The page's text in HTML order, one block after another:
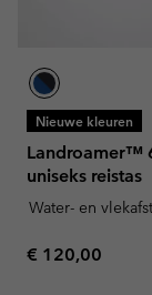
Nieuwe kleuren
Landroamer™
uniseks reistas
Water- en
Regular price:
€ 120,00